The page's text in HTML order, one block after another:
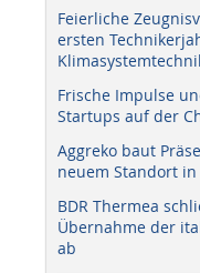
Feierliche
ersten
Frische Impulse
Startups auf der
Aggreko baut
neuem Standort
BDR Thermea
Übernahme der
ab